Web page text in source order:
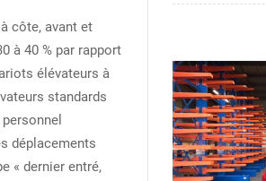
côte, avant et
à 40 % par rapport
élévateurs à
standards
déplacements
« dernier entré,